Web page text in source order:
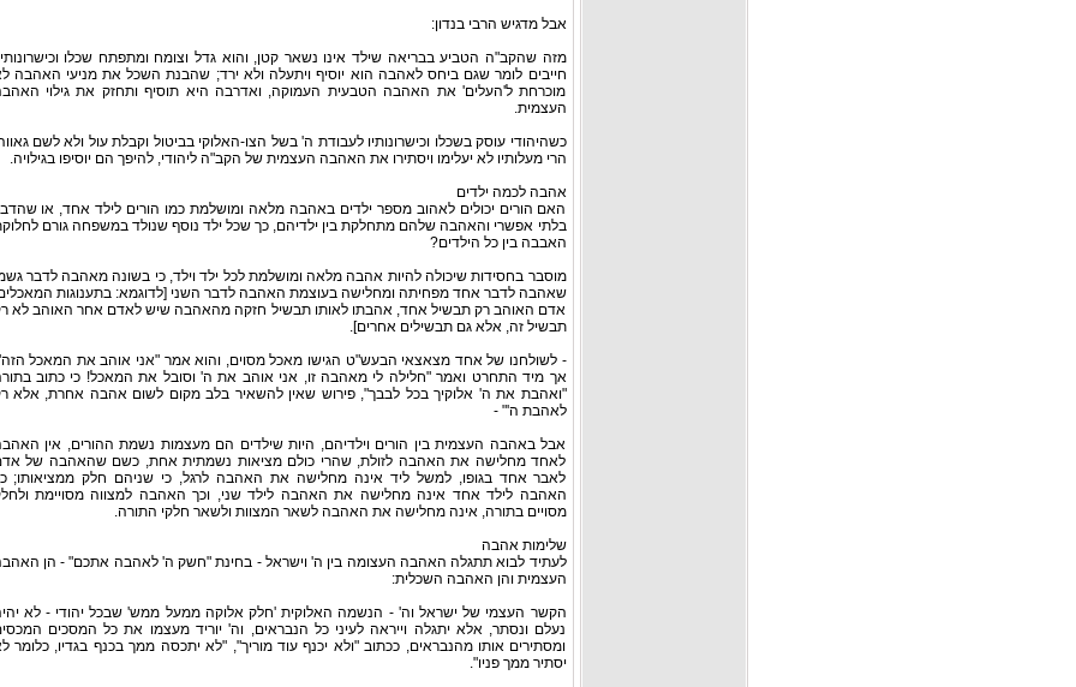
אבל מדגיש הרבי בנדון:
מזה שהקב"ה הטביע בבריאה שילד אינו נשאר קטן, והוא גדל וצומח ומתפתח שכלו
חייבים לומר שגם ביחס לאהבה הוא יוסיף ויתעלה ולא ירד; שהבנת השכל את מניעי האהבה
מוכרחת ל'העלים' את האהבה הטבעית העמוקה, ואדרבה היא תוסיף ותחזק את גילוי
העצמית.
כשהיהודי עוסק בשכלו וכישרונותיו לעבודת ה' בשל הצו-האלוקי בביטול וקבלת עול ולא לשם
הרי מעלותיו לא יעלימו ויסתירו את האהבה העצמית של הקב"ה ליהודי, להיפך הם יוסיפו בגילויה.
אהבה לכמה ילדים
האם הורים יכולים לאהוב מספר ילדים באהבה מלאה ומושלמת כמו הורים לילד אחד, או
בלתי אפשרי והאהבה שלהם מתחלקת בין ילדיהם, כך שכל ילד נוסף שנולד במשפחה גורם
האבבה בין כל הילדים?
מוסבר בחסידות שיכולה להיות אהבה מלאה ומושלמת לכל ילד וילד, כי בשונה מאהבה לדבר
שאהבה לדבר אחד מפחיתה ומחלישה בעוצמת האהבה לדבר השני [לדוגמא: בתענוגות
אדם האוהב רק תבשיל אחד, אהבתו לאותו תבשיל חזקה מהאהבה שיש לאדם אחר האוהב לא
תבשיל זה, אלא גם תבשילים אחרים].
- לשולחנו של אחד מצאצאי הבעש"ט הגישו מאכל מסוים, והוא אמר "אני אוהב את המאכל
אך מיד התחרט ואמר "חלילה לי מאהבה זו, אני אוהב את ה' וסובל את המאכל! כי כתוב
"ואהבת את ה' אלוקיך בכל לבבך", פירוש שאין להשאיר בלב מקום לשום אהבה אחרת, אלא
לאהבת ה'" -
אבל באהבה העצמית בין הורים וילדיהם, היות שילדים הם מעצמות נשמת ההורים, אין
לאחד מחלישה את האהבה לזולת, שהרי כולם מציאות נשמתית אחת, כשם שהאהבה של
לאבר אחד בגופו, למשל ליד אינה מחלישה את האהבה לרגל, כי שניהם חלק ממציאותו;
האהבה לילד אחד אינה מחלישה את האהבה לילד שני, וכך האהבה למצווה מסויימת
מסויים בתורה, אינה מחלישה את האהבה לשאר המצוות ולשאר חלקי התורה.
שלימות אהבה
לעתיד לבוא תתגלה האהבה העצומה בין ה' וישראל - בחינת "חשק ה' לאהבה אתכם" - הן
העצמית והן האהבה השכלית:
הקשר העצמי של ישראל וה' - הנשמה האלוקית 'חלק אלוקה ממעל ממש' שבכל יהודי - לא
נעלם ונסתר, אלא יתגלה וייראה לעיני כל הנבראים, וה' יוריד מעצמו את כל המסכים
ומסתירים אותו מהנבראים, ככתוב "ולא יכנף עוד מוריך", "לא יתכסה ממך בכנף בגדיו, כלומר
יסתיר ממך פניו".